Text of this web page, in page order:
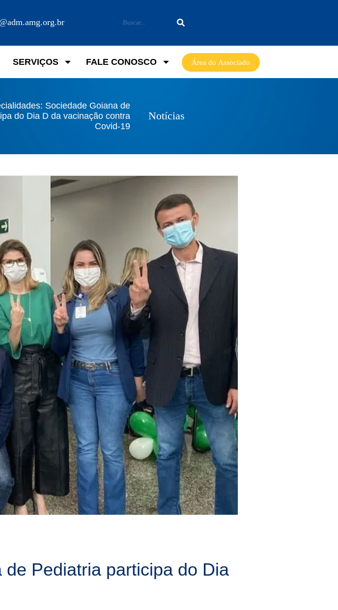
SERVIÇOS FALE CONOSCO Área do Associado
Sociedade Goiana de
do Dia D da vacinação contra
Covid-19
Notícias
Pediatria participa do Dia